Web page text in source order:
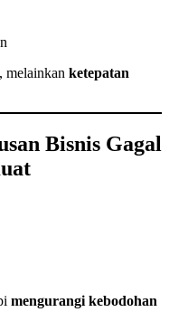
melainkan ketepatan
Bisnis Gagal
mengurangi kebodohan